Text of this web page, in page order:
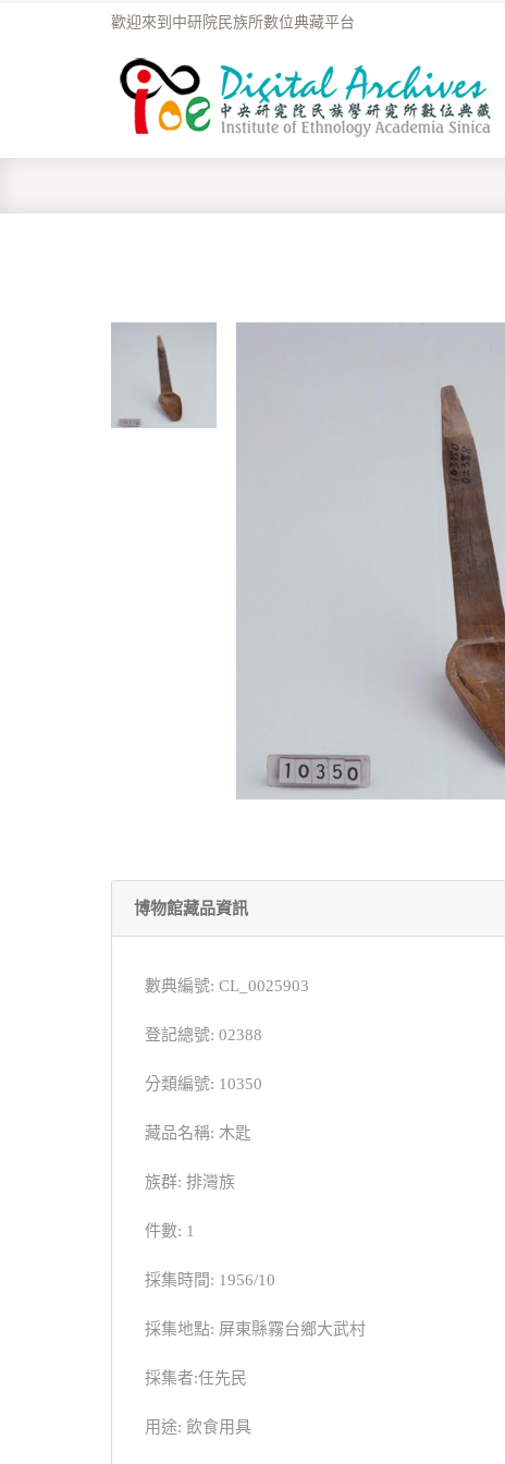
歡迎來到中研院民族所數位典藏平台
博物館藏品資訊
數典編號: CL_0025903
登記總號: 02388
分類編號: 10350
藏品名稱: 木匙
族群: 排灣族
件數: 1
採集時間: 1956/10
採集地點: 屏東縣霧台鄉大武村
採集者:任先民
用途: 飲食用具